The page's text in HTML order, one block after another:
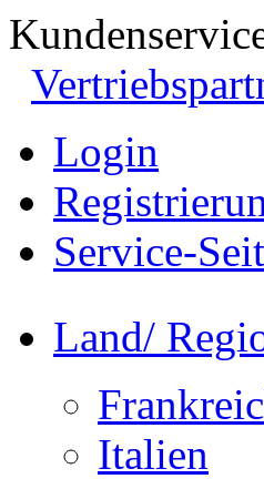
Login
Service-
Land/
Italien